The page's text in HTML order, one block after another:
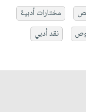
مختارات أدبية
نقد أدبي